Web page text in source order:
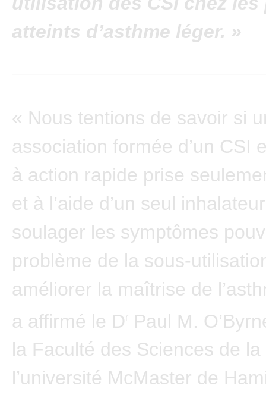
atteints d’asthme léger. »
« Nous tentions de savoir si
association formée d’un CSI
à action rapide prise
et à l’aide d’un seul
soulager les symptômes
problème de la sous-
améliorer la maîtrise de
a affirmé le Dr
Paul M.
la Faculté des Sciences de
l’université McMaster de